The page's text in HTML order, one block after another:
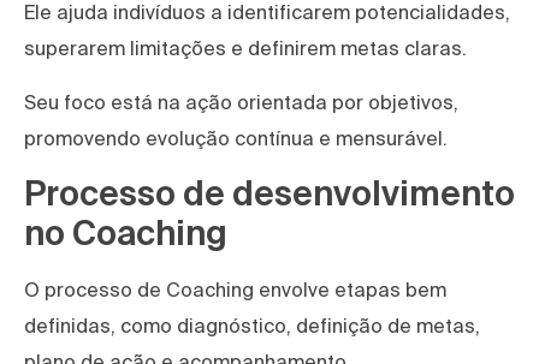
Ele ajuda indivíduos a identificarem potencialidades,
superarem limitações e definirem metas claras.
Seu foco está na ação orientada por objetivos,
promovendo evolução contínua e mensurável.
Processo de desenvolvimento
no Coaching
O processo de Coaching envolve etapas bem
definidas, como diagnóstico, definição de metas,